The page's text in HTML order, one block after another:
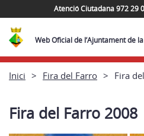
Atenció Ciutadana 972 29
Web Oficial de l’Ajuntament de
Inici Fira del Farro Fira
Fira del Farro 2008